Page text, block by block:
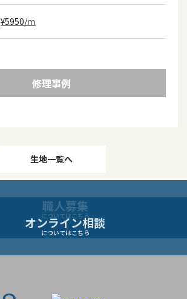
¥5950/ｍ
修理事例
生地一覧へ
職人募集
についてはこちら
オンライン相談
についてはこちら